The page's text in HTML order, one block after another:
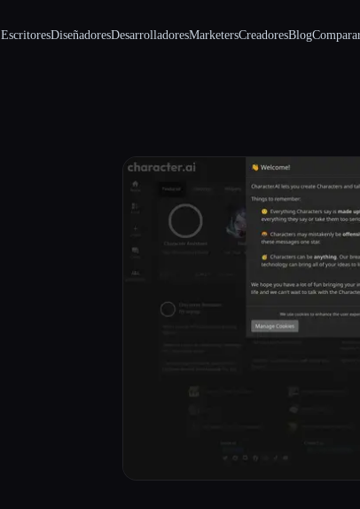
EscritoresDiseñadoresDesarrolladoresMarketersCreadoresBlog